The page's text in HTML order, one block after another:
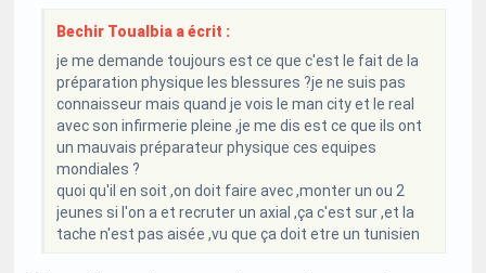
Bechir Toualbia a écrit :
je me demande toujours est ce que c'est le fait de la
préparation physique les blessures ?je ne suis pas
connaisseur mais quand je vois le man city et le real
avec son infirmerie pleine ,je me dis est ce que ils ont
un mauvais préparateur physique ces equipes
mondiales ?
quoi qu'il en soit ,on doit faire avec ,monter un ou 2
jeunes si l'on a et recruter un axial ,ça c'est sur ,et la
tache n'est pas aisée ,vu que ça doit etre un tunisien